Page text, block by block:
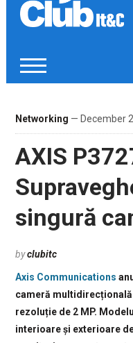
Networking — December
AXIS
singură
byclubitc
Axis Communications
cameră
rezoluție de 2 MP.
interioare și exterioare